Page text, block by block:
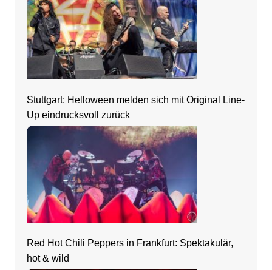
Stuttgart: Helloween melden sich mit Original Line-
Up eindrucksvoll zurück
Red Hot Chili Peppers in Frankfurt: Spektakulär,
hot & wild